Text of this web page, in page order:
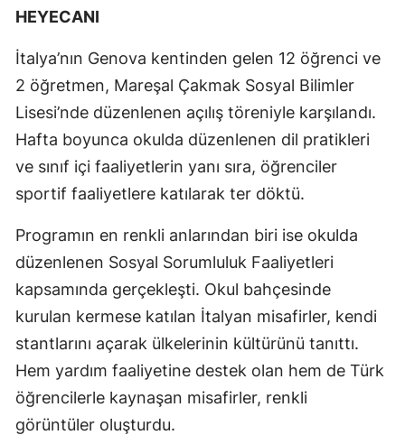
Konya
Kütahya
Malatya
Manisa
Kahramanmaraş
Mardin
Muğla
Muş
Nevşehir
Niğde
HEYECANI
İtalya’nın Genova kentinden gelen 12 öğrenci ve
2 öğretmen, Mareşal Çakmak Sosyal Bilimler
Lisesi’nde düzenlenen açılış töreniyle karşılandı.
Hafta boyunca okulda düzenlenen dil pratikleri
ve sınıf içi faaliyetlerin yanı sıra, öğrenciler
sportif faaliyetlere katılarak ter döktü.
Programın en renkli anlarından biri ise okulda
düzenlenen Sosyal Sorumluluk Faaliyetleri
kapsamında gerçekleşti. Okul bahçesinde
kurulan kermese katılan İtalyan misafirler, kendi
stantlarını açarak ülkelerinin kültürünü tanıttı.
Hem yardım faaliyetine destek olan hem de Türk
öğrencilerle kaynaşan misafirler, renkli
görüntüler oluşturdu.